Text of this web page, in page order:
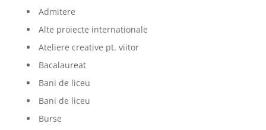
Admitere
Alte proiecte internationale
Ateliere creative pt. viitor
Bacalaureat
Bani de liceu
Bani de liceu
Burse